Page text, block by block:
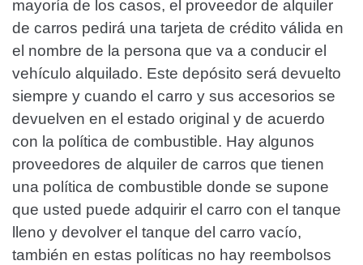
mayoría de los casos, el proveedor de alquiler
de carros pedirá una tarjeta de crédito válida en
el nombre de la persona que va a conducir el
vehículo alquilado. Este depósito será devuelto
siempre y cuando el carro y sus accesorios se
devuelven en el estado original y de acuerdo
con la política de combustible. Hay algunos
proveedores de alquiler de carros que tienen
una política de combustible donde se supone
que usted puede adquirir el carro con el tanque
lleno y devolver el tanque del carro vacío,
también en estas políticas no hay reembolsos